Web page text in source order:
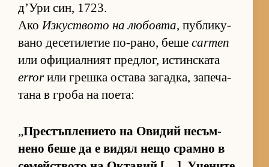
д’Ури син, 1723.
АкоИз­кус­т­вото на лю­бовта, пуб­ли­ку­
вано де­се­ти­ле­тие по-ра­но, беше carmen
или офи­ци­ал­ният пред­лог, ис­тин­с­ката
errorили грешка ос­тава за­гад­ка, за­пе­ча­
тана в гроба на по­е­та:
„Прес­тъп­ле­ни­ето на Ови­дий не­съм­
нено беше да е ви­дял нещо срамно в